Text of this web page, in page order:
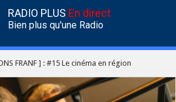
RADIO PLUS En direct
Bien plus qu'une Radio
FRANF ] : #15 Le cinéma en région